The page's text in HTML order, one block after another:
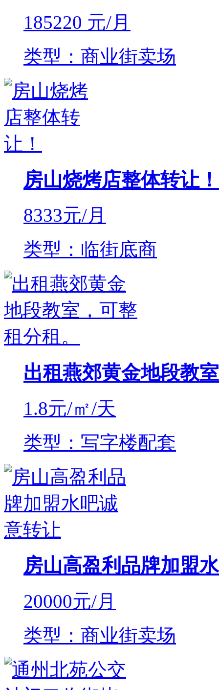
185220 元/月
类型：商业街卖场
房山烧烤店整体转让！
8333元/月
类型：临街底商
出租燕郊黄金地段教
1.8元/㎡/天
类型：写字楼配套
房山高盈利品牌加盟
20000元/月
类型：商业街卖场